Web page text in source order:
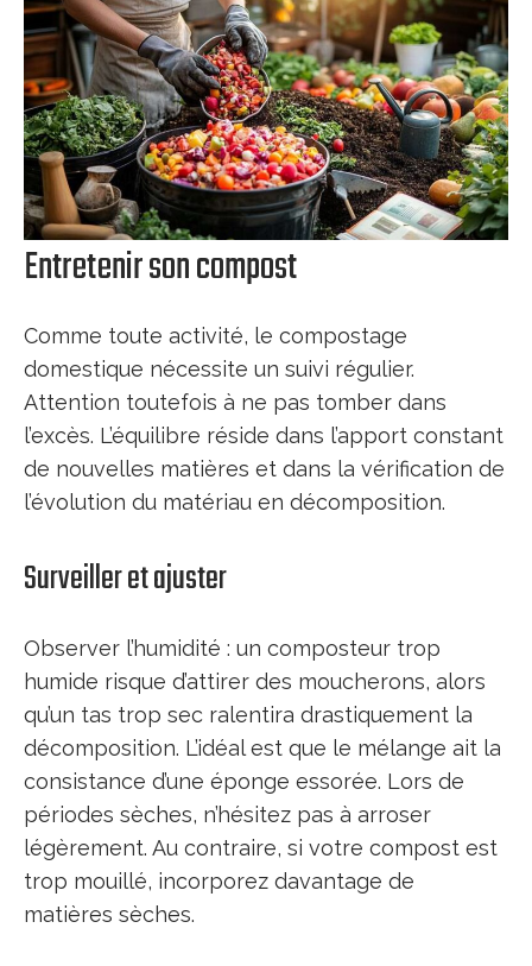
Entretenir son compost
Comme toute activité, le compostage
domestique nécessite un suivi régulier.
Attention toutefois à ne pas tomber dans
l’excès. L’équilibre réside dans l’apport constant
de nouvelles matières et dans la vérification de
l’évolution du matériau en décomposition.
Surveiller et ajuster
Observer l’humidité : un composteur trop
humide risque d’attirer des moucherons, alors
qu’un tas trop sec ralentira drastiquement la
décomposition. L’idéal est que le mélange ait la
consistance d’une éponge essorée. Lors de
périodes sèches, n’hésitez pas à arroser
légèrement. Au contraire, si votre compost est
trop mouillé, incorporez davantage de
matières sèches.